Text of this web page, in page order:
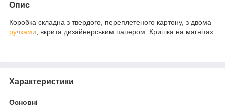
Опис
Коробка складна з твердого, переплетеного картону, з двома
ручками , вкрита дизайнерським папером. Кришка на магнітах
Характеристики
Основні